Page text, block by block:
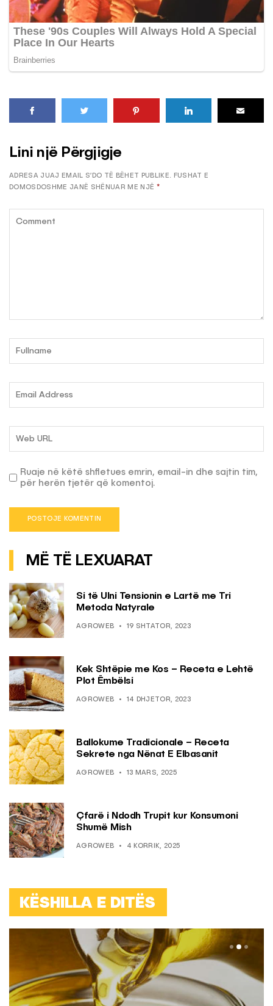
Lini një Përgjigje
ADRESA JUAJ EMAIL S’DO TË BËHET PUBLIKE. FUSHAT E
DOMOSDOSHME JANË SHËNUAR ME NJË *
Ruaje në këtë shfletues emrin, email-in dhe sajtin tim,
për herën tjetër që komentoj.
MË TË LEXUARAT
Si të Ulni Tensionin e Lartë me Tri
Metoda Natyrale
AGROWEB 19 SHTATOR, 2023
Kek Shtëpie me Kos – Receta e Lehtë
Plot Ëmbëlsi
AGROWEB 14 DHJETOR, 2023
Ballokume Tradicionale – Receta
Sekrete nga Nënat E Elbasanit
AGROWEB 13 MARS, 2025
Çfarë i Ndodh Trupit kur Konsumoni
Shumë Mish
AGROWEB 4 KORRIK, 2025
KËSHILLA E DITËS